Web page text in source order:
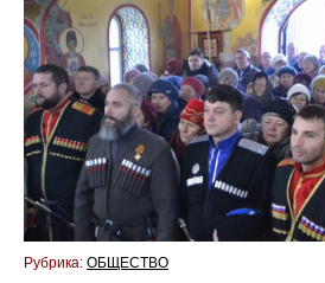
Рубрика: ОБЩЕСТВО